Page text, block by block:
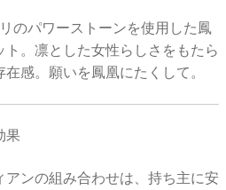
のパワーストーンを使用した鳳
ト。凛とした女性らしさをもたら
感。願いを鳳凰にたくして。
果
ンの組み合わせは、持ち主に安